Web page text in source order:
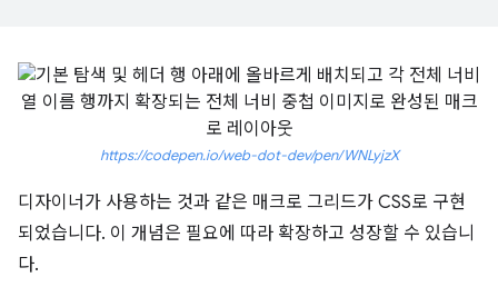
https://codepen.io/web-dot-dev/pen/WNLyjzX
디자이너가 사용하는 것과 같은 매크로 그리드가 CSS로 구현
되었습니다. 이 개념은 필요에 따라 확장하고 성장할 수 있습니
다.